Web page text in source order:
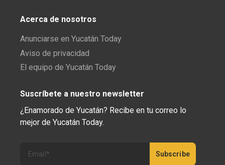
Acerca de nosotros
Anunciarse en Yucatán Today
Aviso de privacidad
El equipo de Yucatán Today
Suscríbete a nuestro newsletter
¿Enamorado de Yucatán? Recibe en tu correo lo
mejor de Yucatán Today.